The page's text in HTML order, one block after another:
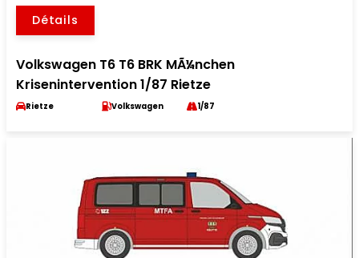
Détails
Volkswagen T6 T6 BRK MÃ¼nchen
Krisenintervention 1/87 Rietze
Rietze Volkswagen 1/87